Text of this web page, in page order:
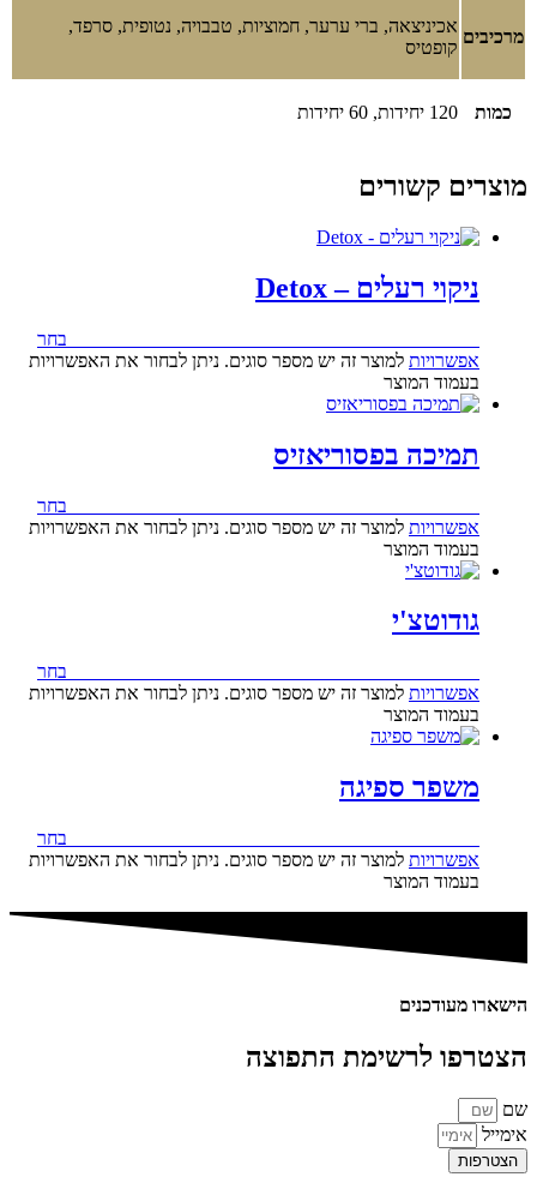
מרכיבים
אכיניצאה, ברי ערער, חמוציות, טבבויה, נטופית, סרפד,
קופטיס
כמות 120 יחידות, 60 יחידות
מוצרים קשורים
ניקוי רעלים – Detox
בחר
אפשרויות למוצר זה יש מספר סוגים. ניתן לבחור את האפשרויות
בעמוד המוצר
תמיכה בפסוריאזיס
בחר
אפשרויות למוצר זה יש מספר סוגים. ניתן לבחור את האפשרויות
בעמוד המוצר
גודוטצ'י
בחר
אפשרויות למוצר זה יש מספר סוגים. ניתן לבחור את האפשרויות
בעמוד המוצר
משפר ספיגה
בחר
אפשרויות למוצר זה יש מספר סוגים. ניתן לבחור את האפשרויות
בעמוד המוצר
הישארו מעודכנים
הצטרפו לרשימת התפוצה
שם
אימייל
הצטרפות